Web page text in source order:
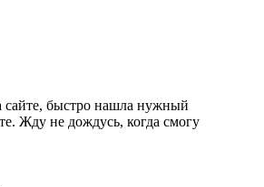
сайте, быстро нашла нужный
Жду не дождусь, когда смогу